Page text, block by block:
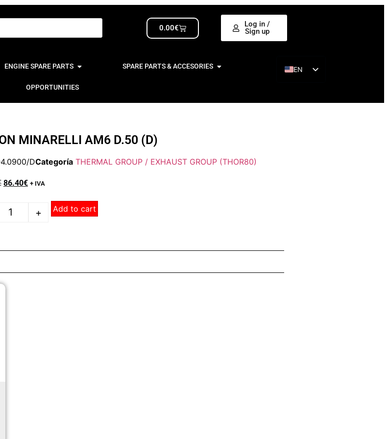
0.00€
Log in /
Sign up
ENGINE SPARE PARTS SPARE PARTS & ACCESORIES
OPPORTUNITIES
EN
MINARELLI AM6 D.50 (D)
DCategoría THERMAL GROUP / EXHAUST GROUP (THOR80)
86.40€ + IVA
+ Add to cart